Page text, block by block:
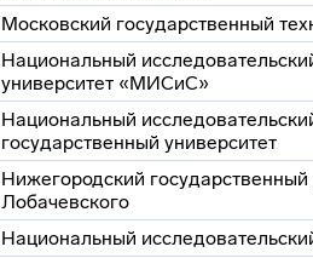
Московский государственный
Национальный
университет «МИСиС»
Национальный
государственный университет
Нижегородский государственный
Лобачевского
Национальный